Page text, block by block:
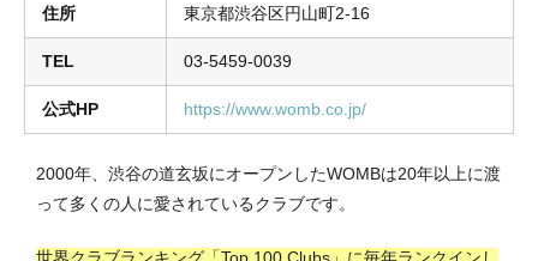
住所 東京都渋谷区円山町2-16
TEL 03-5459-0039
公式HP https://www.womb.co.jp/
2000年、渋谷の道玄坂にオープンしたWOMBは20年以上に渡
って多くの人に愛されているクラブです。